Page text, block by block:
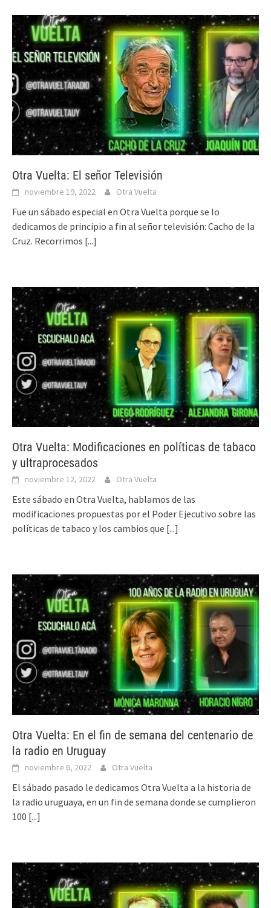
Otra Vuelta: El señor Televisión
noviembre 19, 2022 Otra Vuelta
Fue un sábado especial en Otra Vuelta porque se lo
dedicamos de principio a fin al señor televisión: Cacho de la
Cruz. Recorrimos [...]
Otra Vuelta: Modificaciones en políticas de tabaco
y ultraprocesados
noviembre 12, 2022 Otra Vuelta
Este sábado en Otra Vuelta, hablamos de las
modificaciones propuestas por el Poder Ejecutivo sobre las
políticas de tabaco y los cambios que [...]
Otra Vuelta: En el fin de semana del centenario de
la radio en Uruguay
noviembre 6, 2022 Otra Vuelta
El sábado pasado le dedicamos Otra Vuelta a la historia de
la radio uruguaya, en un fin de semana donde se cumplieron
100 [...]